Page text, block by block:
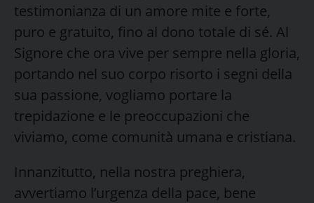
testimonianza di un amore mite e forte,
puro e gratuito, fino al dono totale di sé. Al
Signore che ora vive per sempre nella gloria,
portando nel suo corpo risorto i segni della
sua passione, vogliamo portare la
trepidazione e le preoccupazioni che
viviamo, come comunità umana e cristiana.
Innanzitutto, nella nostra preghiera,
avvertiamo l’urgenza della pace, bene